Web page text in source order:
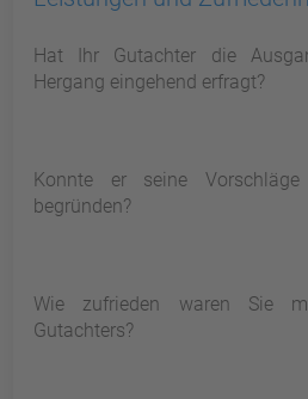
Hat Ihr Gutachter die
Hergang eingehend erfragt?
Konnte er seine
begründen?
Wie zufrieden waren Sie
Gutachters?